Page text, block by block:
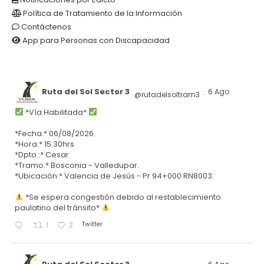
Política de Tratamiento de la Información
Contáctenos
App para Personas con Discapacidad
Ruta del Sol Sector 3 @rutadelsoltram3 · 6 Ago
*Vía Habilitada*
*Fecha:* 06/08/2026.
*Hora:* 15:30hrs
*Dpto.:* Cesar.
*Tramo:* Bosconia - Valledupar.
*Ubicación:* Valencia de Jesús - Pr 94+000 RN8003.
*Se espera congestión debido al restablecimiento
paulatino del tránsito*
1 2 Twitter